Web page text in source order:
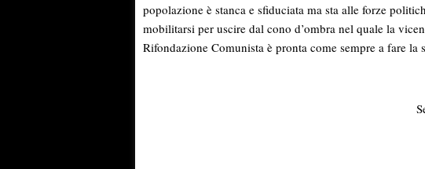
popolazione è stanca e sfiduciata ma sta alle forze
mobilitarsi per uscire dal cono d’ombra nel quale la
Rifondazione Comunista è pronta come sempre a fare la